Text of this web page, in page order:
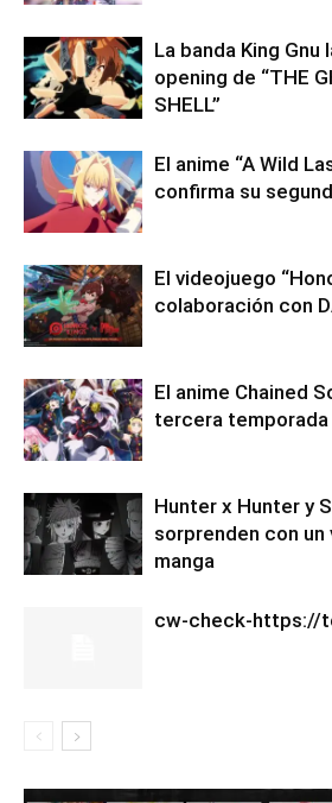
La banda King Gnu
opening de “THE
SHELL”
El anime “A Wild
confirma su
El videojuego
colaboración con
El anime Chained
tercera temporada
Hunter x Hunter y
sorprenden con
manga
cw-check-https://